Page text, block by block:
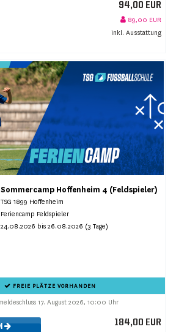
94,00 EUR
89,00 EUR
inkl. Ausstattung
Sommercamp Hoffenheim 4 (Feldspieler)
TSG 1899 Hoffenheim
Feriencamp Feldspieler
24.08.2026 bis 26.08.2026 (3 Tage)
FREIE PLÄTZE VORHANDEN
17. August 2026, 10:00 Uhr
184,00 EUR